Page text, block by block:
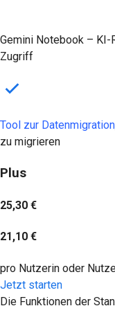
Gemini Notebook –
Zugriff
Tool zur Datenmigration
zu migrieren
Plus
25,30 €
21,10 €
pro Nutzerin oder
Jetzt starten
Die Funktionen der